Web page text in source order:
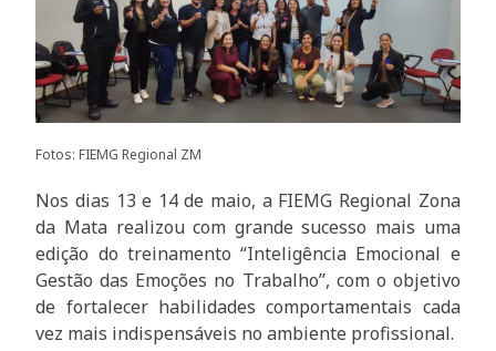
Fotos: FIEMG Regional ZM
Nos dias 13 e 14 de maio, a FIEMG Regional Zona
da Mata realizou com grande sucesso mais uma
edição do treinamento “Inteligência Emocional e
Gestão das Emoções no Trabalho”, com o objetivo
de fortalecer habilidades comportamentais cada
vez mais indispensáveis no ambiente profissional.